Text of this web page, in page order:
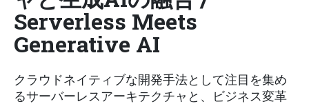
Serverless Meets
Generative AI
クラウドネイティブな開発手法として注目を集め
るサーバーレスアーキテクチャと、ビジネス変革